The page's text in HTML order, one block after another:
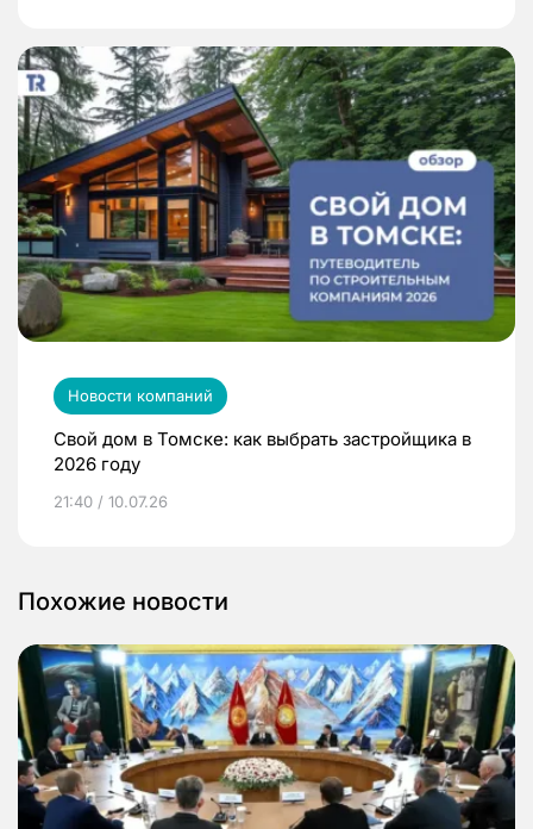
Новости компаний
Свой дом в Томске: как выбрать застройщика в
2026 году
21:40 / 10.07.26
Похожие новости